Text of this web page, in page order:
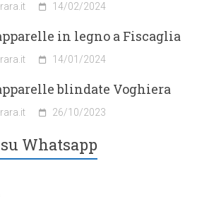
14/02/2024
in legno a Fiscaglia
14/01/2024
blindate Voghiera
26/10/2023
Whatsapp